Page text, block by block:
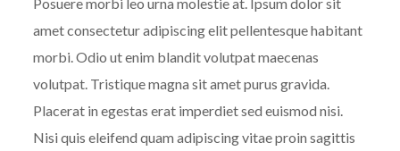
Posuere morbi leo urna molestie at. Ipsum dolor sit
amet consectetur adipiscing elit pellentesque habitant
morbi. Odio ut enim blandit volutpat maecenas
volutpat. Tristique magna sit amet purus gravida.
Placerat in egestas erat imperdiet sed euismod nisi.
Nisi quis eleifend quam adipiscing vitae proin sagittis